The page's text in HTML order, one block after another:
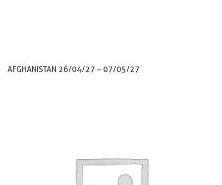
AFGHANISTAN 26/04/27 – 07/05/27